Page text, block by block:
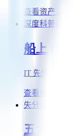
查看资产
深度科普
船上 OT
IT 先保密、
查看资产
失分点速查
五大失分